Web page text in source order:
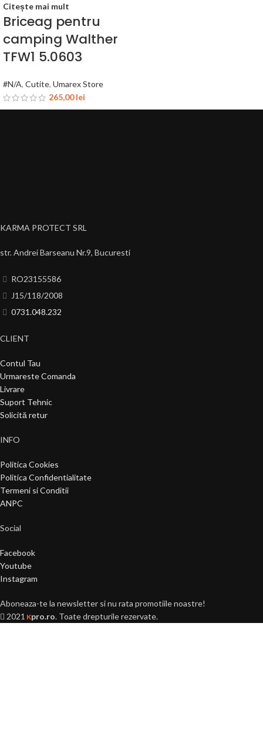
Citește mai mult
Briceag pentru
camping Walther
TFW1 5.0603
#N/A, Cutite, Umarex Store
265,00lei
KARMA PROTECT SRL
str. Andrei Barseanu Nr.9, Bucuresti
RO23155586
J15/118/2008
0731.048.232
CLIENT
Contul Tau
Urmareste Comanda
Livrare
Suport Tehnic
Solicită retur
INFO
Politica Cookies
Politica Confidentialitate
Termeni si Conditii
ANPC
Social
Facebook
Youtube
Instagram
Aboneaza-te la newsletter si nu rata promotiile noastre!
2021 Kpro.ro. Toate drepturile rezervate.